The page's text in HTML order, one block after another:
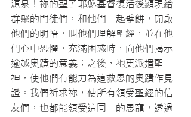
源泉！祢的聖子耶穌基督復活後顯現給
群聚的門徒們，和他們一起擘餅，開啟
他們的明悟，叫他們理解聖經，並在他
們心中恐懼，充滿困惑時，向他們揭示
逾越奧蹟的意義；之後，祂更派遣聖
神，使他們有能力為這救恩的奧蹟作見
證。我們祈求祢，使所有領受聖經的信
友們，也都能領受這同一的恩寵，透過